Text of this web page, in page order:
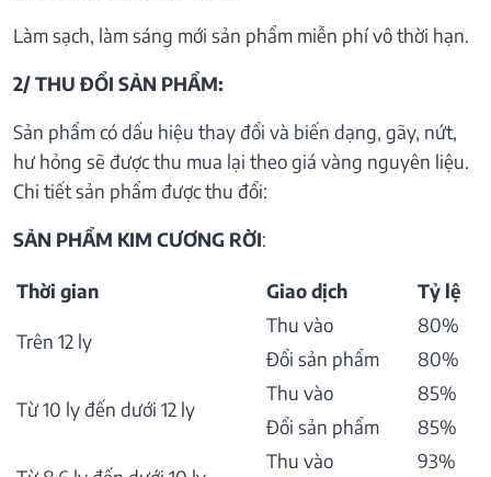
Làm sạch, làm sáng mới sản phẩm miễn phí vô thời hạn.
2/ THU ĐỔI SẢN PHẨM:
Sản phẩm có dấu hiệu thay đổi và biến dạng, gãy, nứt,
hư hỏng sẽ được thu mua lại theo giá vàng nguyên liệu.
Chi tiết sản phẩm được thu đổi:
SẢN PHẨM KIM CƯƠNG RỜI:
Thời gian Giao dịch Tỷ lệ
Trên 12 ly
Thu vào
80%
Đổi sản phẩm
80%
Từ 10 ly đến dưới 12 ly
Thu vào
85%
Đổi sản phẩm
85%
Thu vào
93%